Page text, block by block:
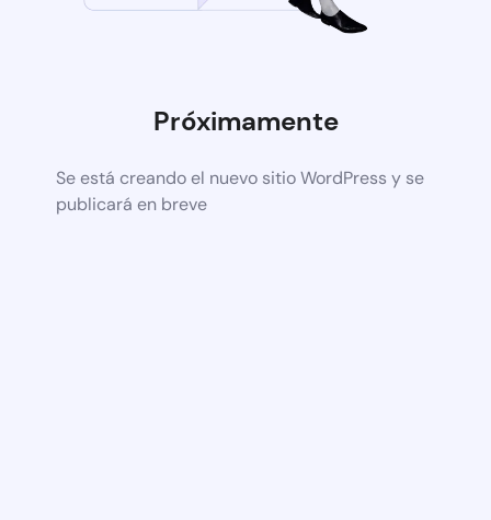
Próximamente
Se está creando el nuevo sitio WordPress y se
publicará en breve